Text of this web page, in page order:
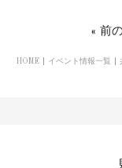
« 前
HOME イベント情報一覧